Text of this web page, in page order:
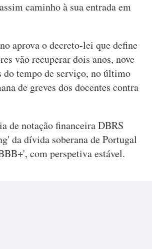
caminho à sua entrada em
aprova o decreto-lei que define
vão recuperar dois anos, nove
do tempo de serviço, no último
de greves dos docentes contra
de notação financeira DBRS
da dívida soberana de Portugal
com perspetiva estável.